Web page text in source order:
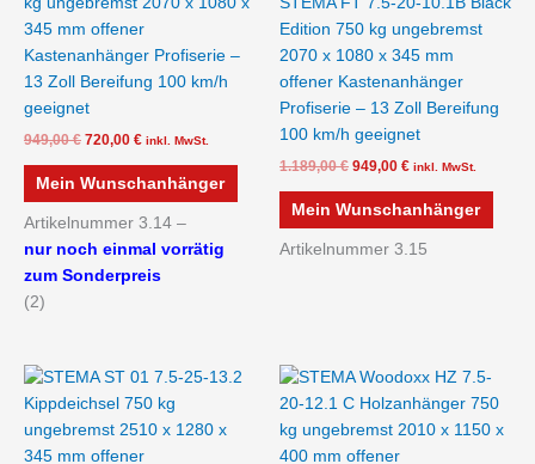
345 mm offener
Kastenanhänger Profiserie –
13 Zoll Bereifung 100 km/h
geeignet
949,00€ 720,00 € inkl. MwSt.
Mein Wunschanhänger
Artikelnummer 3.14 –
nur noch einmal vorrätig
zum Sonderpreis
(2)
Edition 750 kg ungebremst
2070 x 1080 x 345 mm
offener Kastenanhänger
Profiserie – 13 Zoll Bereifung
100 km/h geeignet
1.189,00€ 949,00 € inkl. MwSt.
Mein Wunschanhänger
Artikelnummer 3.15